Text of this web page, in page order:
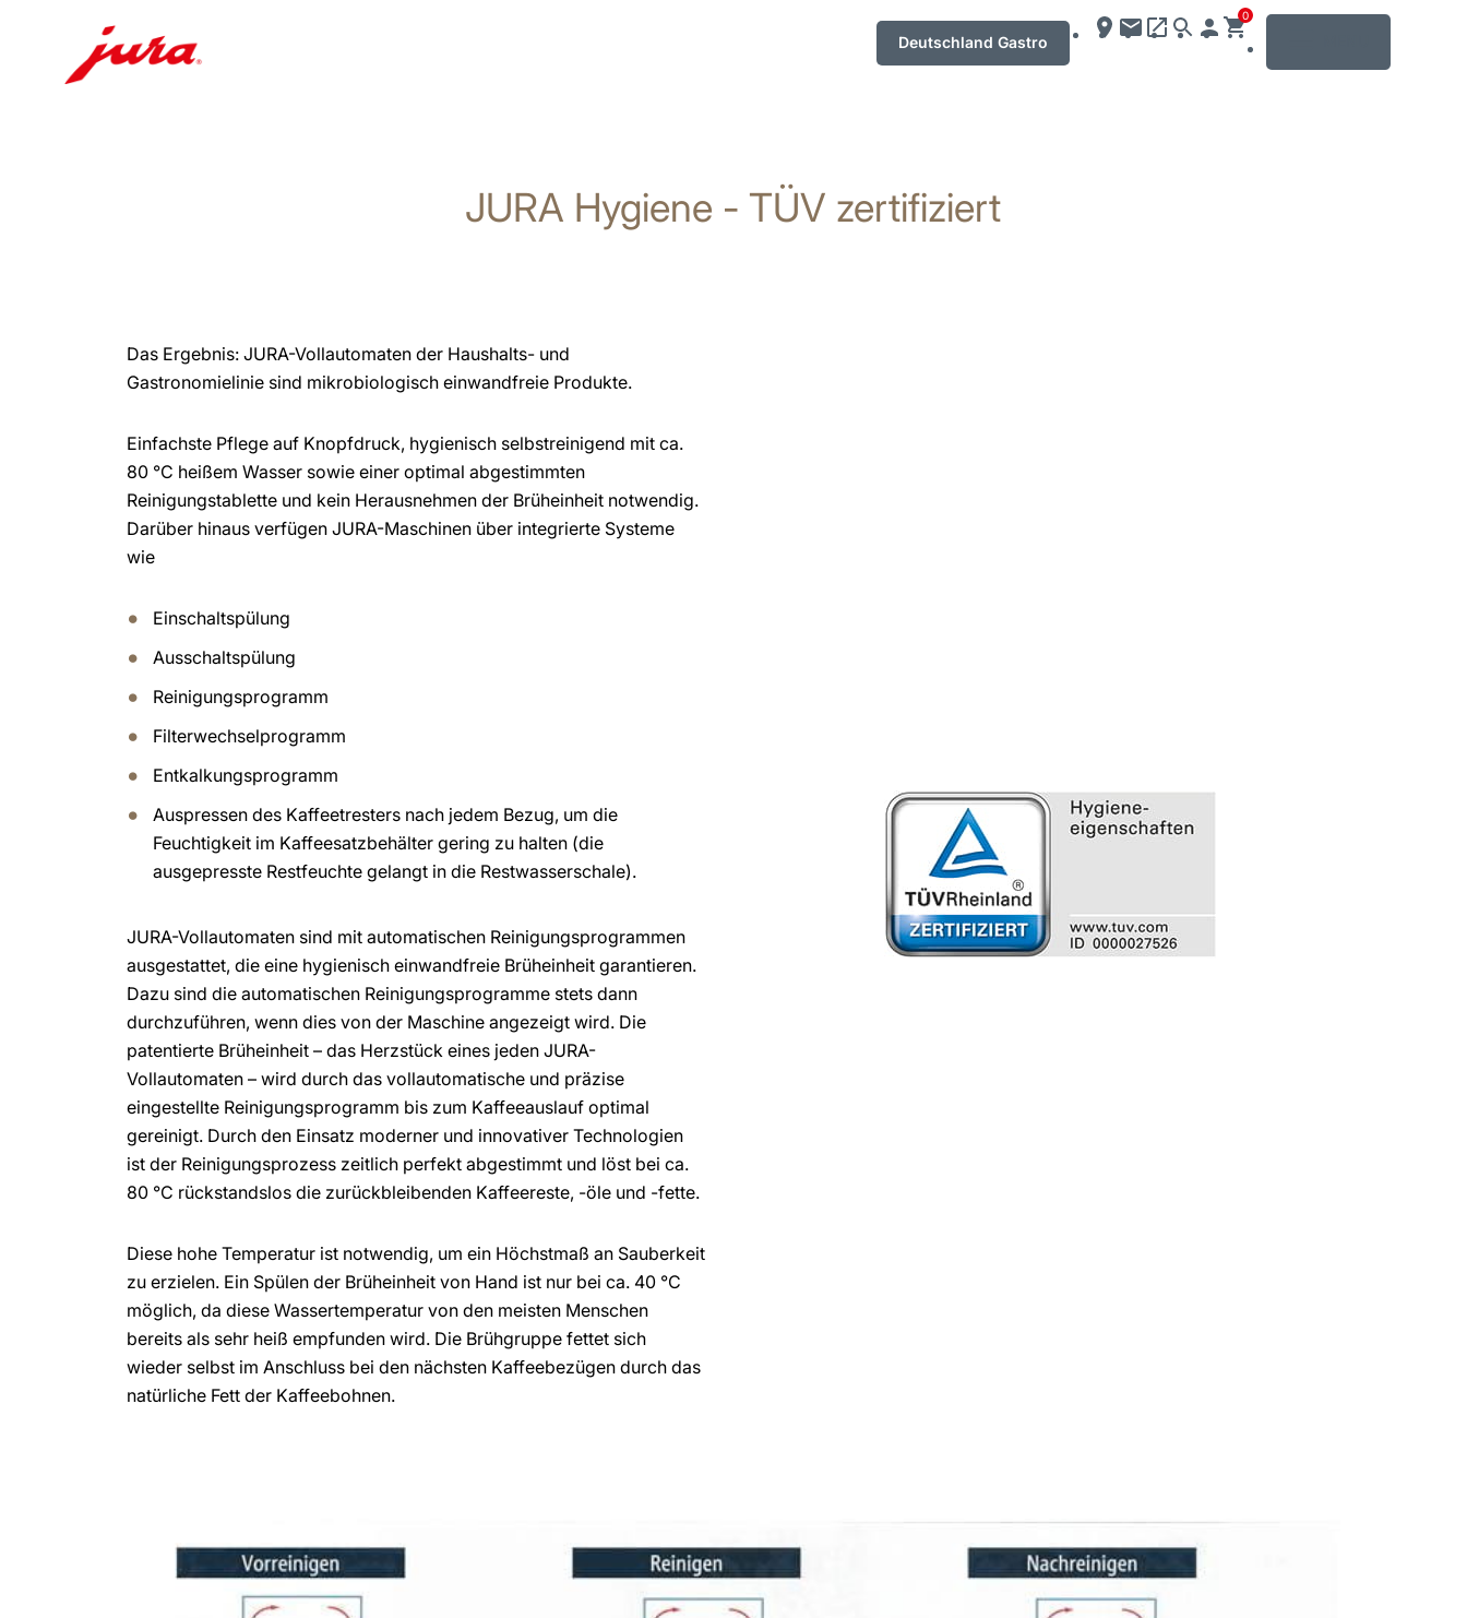
Deutschland Gastro
0
JURA Hygiene - TÜV zertifiziert
Das Ergebnis: JURA-Vollautomaten der Haushalts- und
Gastronomielinie sind mikrobiologisch einwandfreie Produkte.
Einfachste Pflege auf Knopfdruck, hygienisch selbstreinigend mit ca.
80 °C heißem Wasser sowie einer optimal abgestimmten
Reinigungstablette und kein Herausnehmen der Brüheinheit notwendig.
Darüber hinaus verfügen JURA-Maschinen über integrierte Systeme
wie
Einschaltspülung
Ausschaltspülung
Reinigungsprogramm
Filterwechselprogramm
Entkalkungsprogramm
Auspressen des Kaffeetresters nach jedem Bezug, um die
Feuchtigkeit im Kaffeesatzbehälter gering zu halten (die
ausgepresste Restfeuchte gelangt in die Restwasserschale).
JURA-Vollautomaten sind mit automatischen Reinigungsprogrammen
ausgestattet, die eine hygienisch einwandfreie Brüheinheit garantieren.
Dazu sind die automatischen Reinigungsprogramme stets dann
durchzuführen, wenn dies von der Maschine angezeigt wird. Die
patentierte Brüheinheit – das Herzstück eines jeden JURA-
Vollautomaten – wird durch das vollautomatische und präzise
eingestellte Reinigungsprogramm bis zum Kaffeeauslauf optimal
gereinigt. Durch den Einsatz moderner und innovativer Technologien
ist der Reinigungsprozess zeitlich perfekt abgestimmt und löst bei ca.
80 °C rückstandslos die zurückbleibenden Kaffeereste, -öle und -fette.
Diese hohe Temperatur ist notwendig, um ein Höchstmaß an Sauberkeit
zu erzielen. Ein Spülen der Brüheinheit von Hand ist nur bei ca. 40 °C
möglich, da diese Wassertemperatur von den meisten Menschen
bereits als sehr heiß empfunden wird. Die Brühgruppe fettet sich
wieder selbst im Anschluss bei den nächsten Kaffeebezügen durch das
natürliche Fett der Kaffeebohnen.